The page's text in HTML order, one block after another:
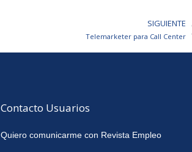
SIGUIENTE
Telemarketer para Call Center
Contacto Usuarios
Quiero comunicarme con Revista Empleo